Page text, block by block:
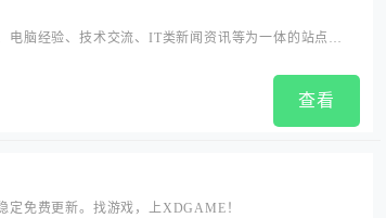
电脑经验、技术交流、IT类新闻资讯等为一体的站点，
提供解决方法。蓝点网，让你更懂你的电脑。
查看
定免费更新。找游戏，上XDGAME！